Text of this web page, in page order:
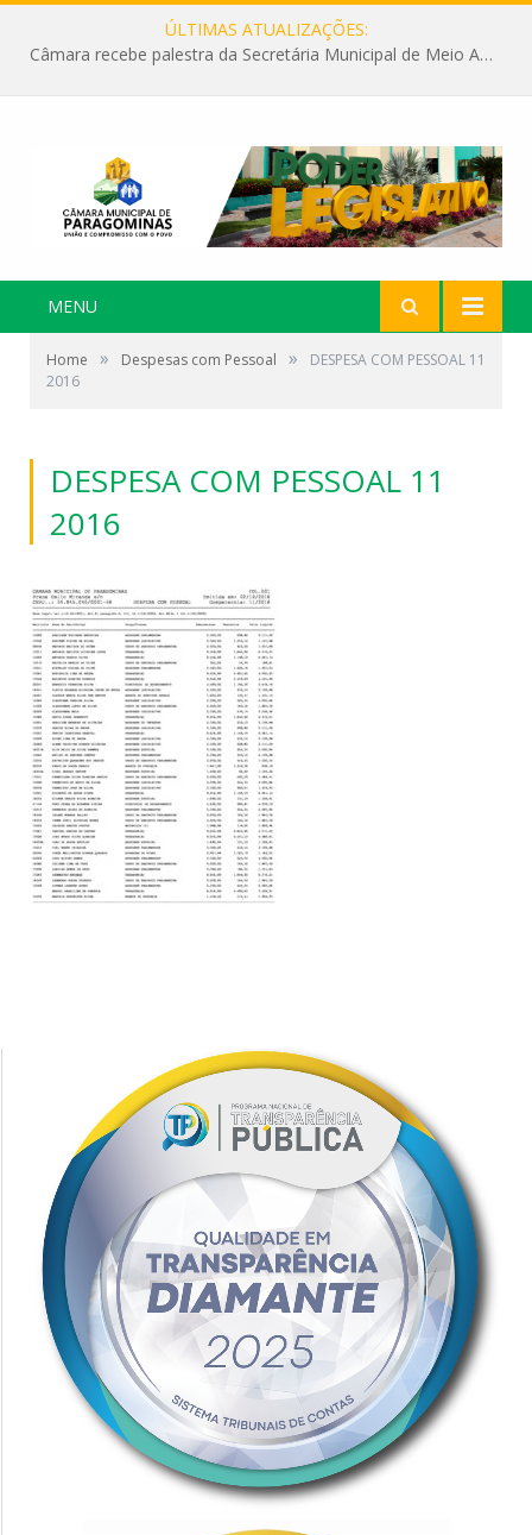
ÚLTIMAS ATUALIZAÇÕES:
Câmara recebe palestra da Secretária Municipal de Meio Ambiente sobre as ações da “SEMANA DO MEIO AMBIENTE”
MENU
Home » Despesas com Pessoal »
DESPESA COM PESSOAL 11
2016
DESPESA COM PESSOAL 11
2016